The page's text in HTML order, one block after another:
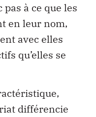
à ce que les
en leur nom,
avec elles
qu’elles se
différencie